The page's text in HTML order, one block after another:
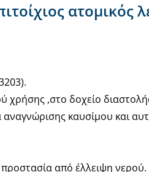
,στο δοχείο
καυσίμου και
από έλλειψη νερού.